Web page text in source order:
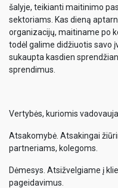
šalyje, teikianti maitinimo
sektoriams. Kas dieną
organizacijų, maitiname po
todėl galime didžiuotis savo
sukaupta kasdien
sprendimus.
Vertybės, kuriomis
Atsakomybė. Atsakingai
partneriams, kolegoms.
Dėmesys. Atsižvelgiame į
pageidavimus.